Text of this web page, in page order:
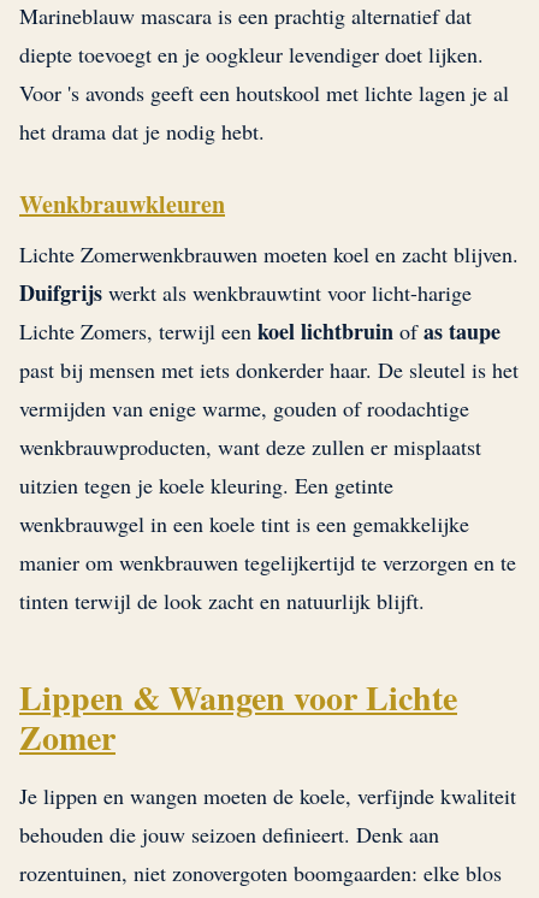
Marineblauw mascara is een prachtig alternatief dat
diepte toevoegt en je oogkleur levendiger doet lijken.
Voor 's avonds geeft een houtskool met lichte lagen je al
het drama dat je nodig hebt.
Wenkbrauwkleuren
Lichte Zomerwenkbrauwen moeten koel en zacht blijven.
Duifgrijs werkt als wenkbrauwtint voor licht-harige
Lichte Zomers, terwijl een koel lichtbruin ofas taupe
past bij mensen met iets donkerder haar. De sleutel is het
vermijden van enige warme, gouden of roodachtige
wenkbrauwproducten, want deze zullen er misplaatst
uitzien tegen je koele kleuring. Een getinte
wenkbrauwgel in een koele tint is een gemakkelijke
manier om wenkbrauwen tegelijkertijd te verzorgen en te
tinten terwijl de look zacht en natuurlijk blijft.
Lippen & Wangen voor Lichte
Zomer
Je lippen en wangen moeten de koele, verfijnde kwaliteit
behouden die jouw seizoen definieert. Denk aan
rozentuinen, niet zonovergoten boomgaarden: elke blos